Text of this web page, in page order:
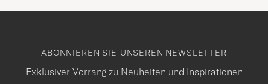
ABONNIEREN SIE UNSEREN NEWSLETTER
Exklusiver Vorrang zu Neuheiten und Inspirationen